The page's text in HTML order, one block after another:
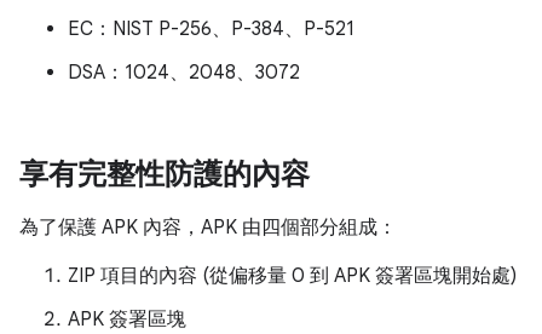
EC：NIST P-256、P-384、P-521
DSA：1024、2048、3072
享有完整性防護的內容
為了保護 APK 內容，APK 由四個部分組成：
ZIP 項目的內容 (從偏移量 0 到 APK 簽署區塊開始處)
APK 簽署區塊